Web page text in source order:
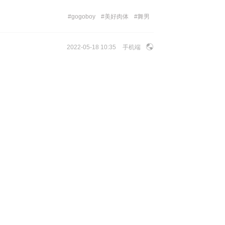
#gogoboy #美好肉体 #舞男
2022-05-18 10:35 手机端